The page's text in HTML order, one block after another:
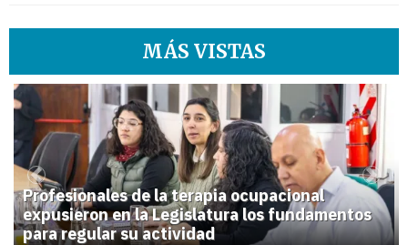
MÁS VISTAS
1
Profesionales de la terapia ocupacional
expusieron en la Legislatura los fundamentos
para regular su actividad
Previous Next